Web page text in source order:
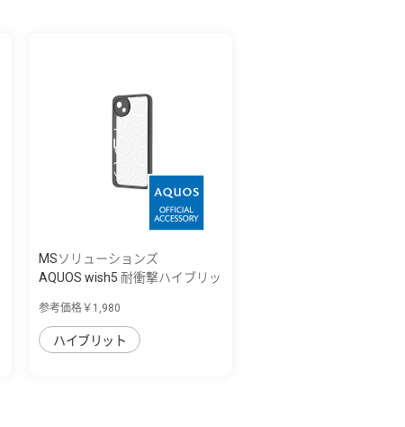
MSソリューションズ
AQUOS wish5 耐衝撃ハイブリッ
参考価格￥1,980
ハイブリット